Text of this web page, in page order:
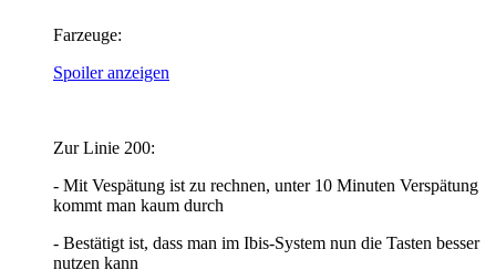
Farzeuge:
Spoiler anzeigen
Zur Linie 200:
- Mit Vespätung ist zu rechnen, unter 10 Minuten Verspätung
kommt man kaum durch
- Bestätigt ist, dass man im Ibis-System nun die Tasten besser
nutzen kann